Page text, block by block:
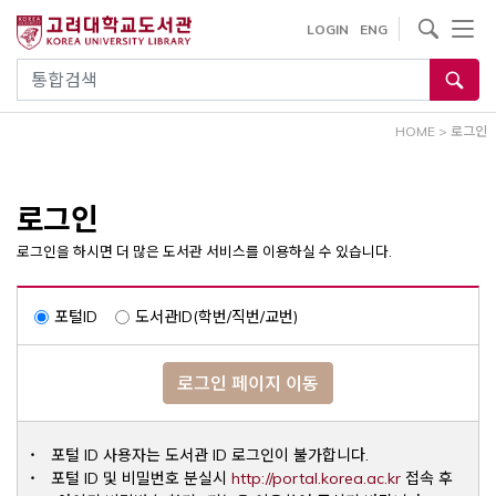
건
통합검색
LOGIN ENG
사이트내 검색
HOME > 로그인
로그인
로그인을 하시면 더 많은 도서관 서비스를 이용하실 수 있습니다.
포털ID 도서관ID(학번/직번/교번)
로그인 페이지 이동
포털 ID 사용자는 도서관 ID 로그인이 불가합니다.
포털 ID 및 비밀번호 분실시 http://portal.korea.ac.krOpens a
접속 후